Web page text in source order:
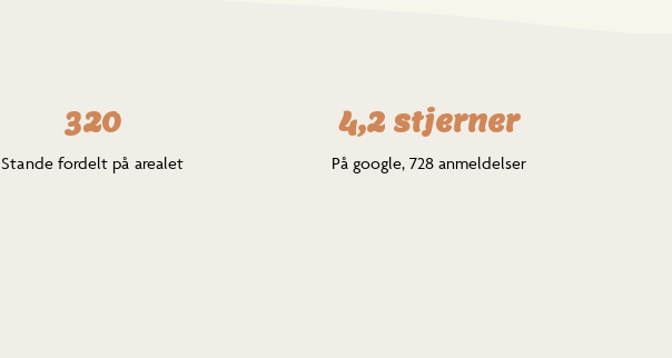
320
Stande fordelt på arealet
4,2 stjerner
På google, 728 anmeldelser